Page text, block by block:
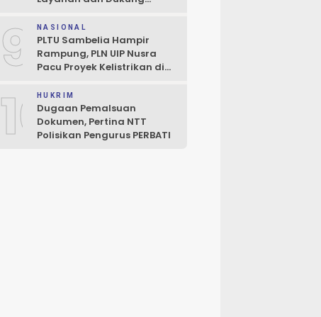
9 NASIONAL
PLTU Sambelia Hampir
Rampung, PLN UIP Nusra
Pacu Proyek Kelistrikan di
10HUKRIM
Dugaan Pemalsuan
Dokumen, Pertina NTT
Polisikan Pengurus PERBATI